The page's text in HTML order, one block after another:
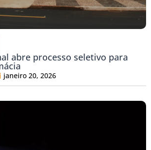
abre processo seletivo para
janeiro 20, 2026